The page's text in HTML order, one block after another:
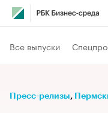
Все выпуски
Пресс-релизы⁠,